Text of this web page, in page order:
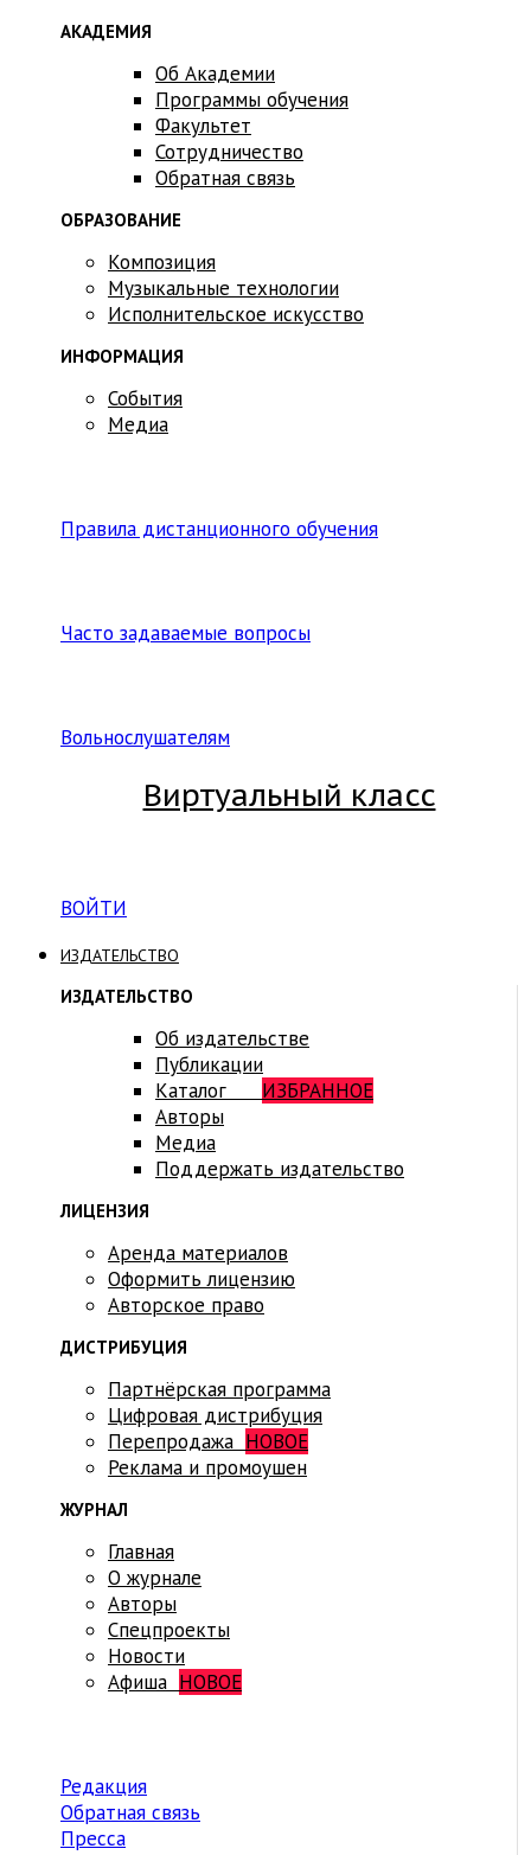
АКАДЕМИЯ
Об Академии
Программы обучения
Факультет
Сотрудничество
Обратная связь
ОБРАЗОВАНИЕ
Композиция
Музыкальные технологии
Исполнительское искусство
ИНФОРМАЦИЯ
События
Медиа
Правила дистанционного обучения
Часто задаваемые вопросы
Вольнослушателям
Виртуальный класс
ВОЙТИ
ИЗДАТЕЛЬСТВО
ИЗДАТЕЛЬСТВО
Об издательстве
Публикации
Каталог ИЗБРАННОЕ
Авторы
Медиа
Поддержать издательство
ЛИЦЕНЗИЯ
Аренда материалов
Оформить лицензию
Авторское право
ДИСТРИБУЦИЯ
Партнёрская программа
Цифровая дистрибуция
Перепродажа НОВОЕ
Реклама и промоушен
ЖУРНАЛ
Главная
О журнале
Авторы
Спецпроекты
Новости
Афиша НОВОЕ
Редакция
Обратная связь
Пресса